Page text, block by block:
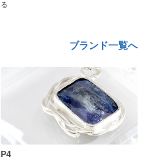
る
ブランド一覧へ
P4